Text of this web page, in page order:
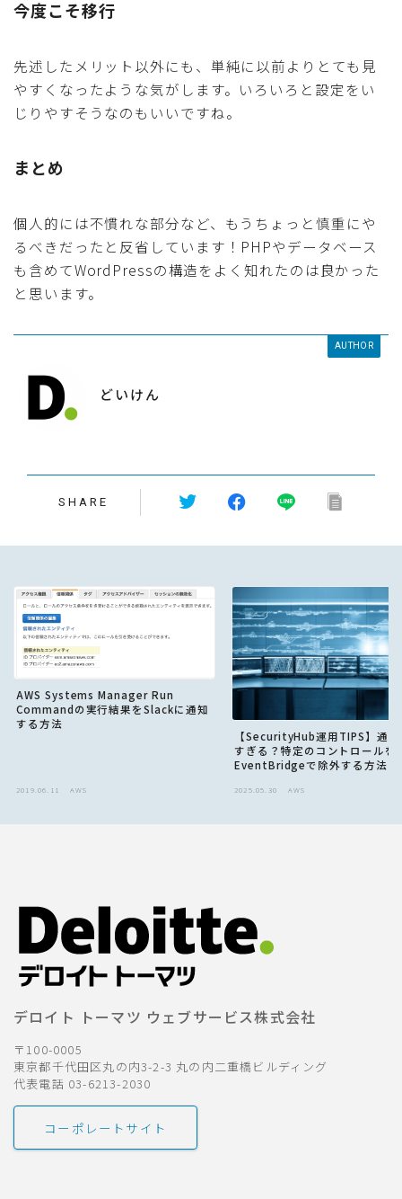
今度こそ移行
先述したメリット以外にも、単純に以前よりとても見
やすくなったような気がします。いろいろと設定をい
じりやすそうなのもいいですね。
まとめ
個人的には不慣れな部分など、もうちょっと慎重にや
るべきだったと反省しています！PHPやデータベース
も含めてWordPressの構造をよく知れたのは良かった
と思います。
AUTHOR
どいけん
SHARE
AWS Systems Manager Run
Commandの実行結果をSlackに通知
する方法
2019.06.11 AWS
【SecurityHub運用TIPS】通
すぎる？特定のコントロールを
EventBridgeで除外する方法
2025.05.30 AWS
デロイト トーマツ ウェブサービス株式会社
〒100-0005
東京都千代田区丸の内3-2-3 丸の内二重橋ビルディング
代表電話 03-6213-2030
コーポレートサイト